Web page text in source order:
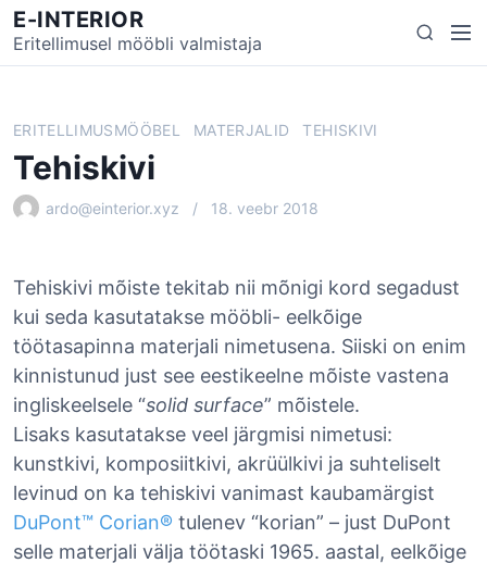
i
E-INTERIOR
Eritellimusel mööbli valmistaja
S
e
M
ERITELLIMUSMÖÖBEL MATERJALID TEHISKIVI
Tehiskivi
ardo@einterior.xyz 18. veebr 2018
Tehiskivi mõiste tekitab nii mõnigi kord segadust
kui seda kasutatakse mööbli- eelkõige
töötasapinna materjali nimetusena. Siiski on enim
kinnistunud just see eestikeelne mõiste vastena
ingliskeelsele “solid surface” mõistele.
Lisaks kasutatakse veel järgmisi nimetusi:
kunstkivi, komposiitkivi, akrüülkivi ja suhteliselt
levinud on ka tehiskivi vanimast kaubamärgist
DuPont™ Corian® tulenev “korian” – just DuPont
selle materjali välja töötaski 1965. aastal, eelkõige